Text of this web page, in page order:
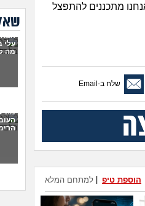
מתכננים להתפצל
שלח ב-Email
למתחם המלא הוספת טיפ
מה
(א׳,
עלי
מה
מה